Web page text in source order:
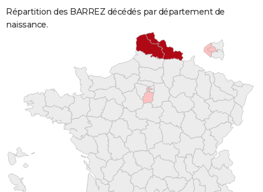
Répartition des BARREZ décédés par département de
naissance.